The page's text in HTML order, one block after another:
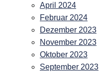
April 2024
Februar 2024
Dezember 2023
November 2023
Oktober 2023
September 2023